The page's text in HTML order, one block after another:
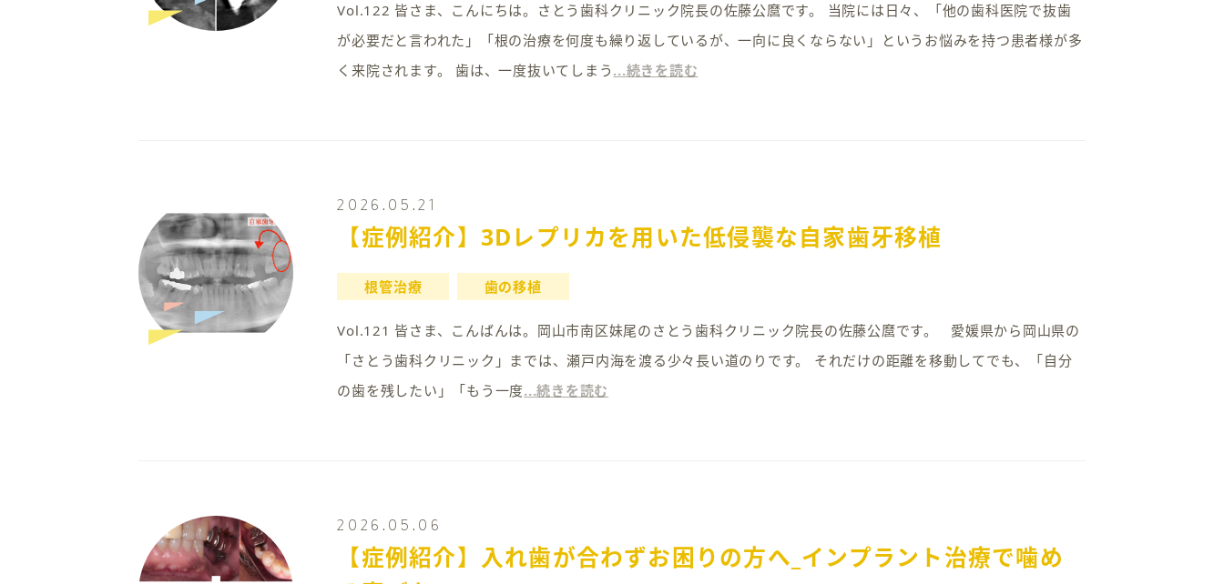
Vol.122 皆さま、こんにちは。さとう歯科クリニック院長の佐藤公麿です。 当院には日々、「他の歯科医院で抜歯
が必要だと言われた」「根の治療を何度も繰り返しているが、一向に良くならない」というお悩みを持つ患者様が多
く来院されます。 歯は、一度抜いてしまう ...続きを読む
2026.05.21
【症例紹介】3Dレプリカを用いた低侵襲な自家歯牙移植
根管治療 歯の移植
Vol.121 皆さま、こんばんは。岡山市南区妹尾のさとう歯科クリニック院長の佐藤公麿です。 愛媛県から岡山県の
「さとう歯科クリニック」までは、瀬戸内海を渡る少々長い道のりです。 それだけの距離を移動してでも、「自分
の歯を残したい」「もう一度...続きを読む
2026.05.06
【症例紹介】入れ歯が合わずお困りの方へ_インプラント治療で噛め